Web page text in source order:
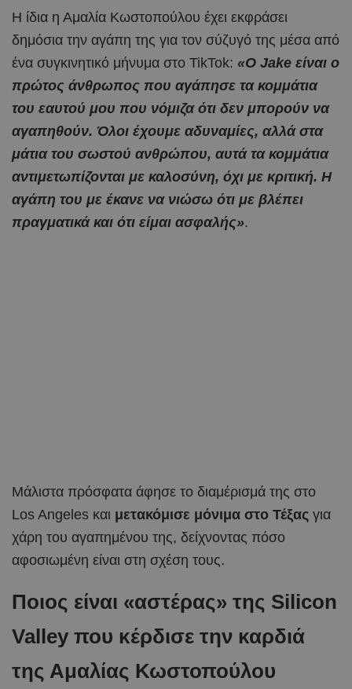
Η ίδια η Αμαλία Κωστοπούλου έχει εκφράσει
δημόσια την αγάπη της για τον σύζυγό της μέσα από
ένα συγκινητικό μήνυμα στο TikTok: «Ο Jake είναι ο
πρώτος άνθρωπος που αγάπησε τα κομμάτια
του εαυτού μου που νόμιζα ότι δεν μπορούν να
αγαπηθούν. Όλοι έχουμε αδυναμίες, αλλά στα
μάτια του σωστού ανθρώπου, αυτά τα κομμάτια
αντιμετωπίζονται με καλοσύνη, όχι με κριτική. Η
αγάπη του με έκανε να νιώσω ότι με βλέπει
πραγματικά και ότι είμαι ασφαλής».
Μάλιστα πρόσφατα άφησε το διαμέρισμά της στο
Los Angeles και μετακόμισε μόνιμα στο Τέξας για
χάρη του αγαπημένου της, δείχνοντας πόσο
αφοσιωμένη είναι στη σχέση τους.
Ποιος είναι «αστέρας» της Silicon
Valley που κέρδισε την καρδιά
της Αμαλίας Κωστοπούλου